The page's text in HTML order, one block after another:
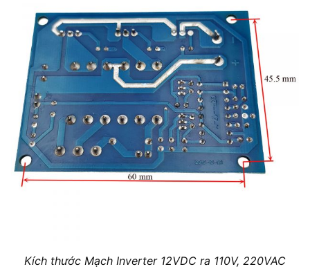
Kích thước Mạch Inverter 12VDC ra 110V, 220VAC